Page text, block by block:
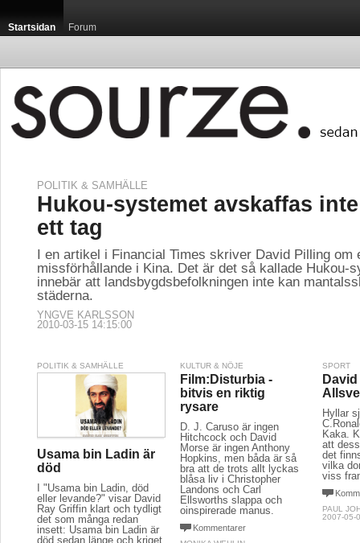
Startsidan Forum
POLITIK & SAMHÄLLE
Hukou-systemet avskaffas
ett tag
I en artikel i Financial Times skriver David Pilling om
missförhållande i Kina. Det är det så kallade Hukou-
innebär att landsbygdsbefolkningen inte kan
städerna.
YNGVE KARLSSON
2010-03-15 14:15:00
POLITIK & SAMHÄLLE
Usama bin Ladin är
död
I "Usama bin Ladin, död
eller levande?" visar David
Ray Griffin klart och tydligt
det som många redan
insett: Usama bin Ladin är
död sedan länge och kriget
KULTUR & NÖJE
Film:Disturbia -
bitvis en riktig
rysare
D. J. Caruso är ingen
Hitchcock och David
Morse är ingen Anthony
Hopkins, men båda är så
bra att de trots allt lyckas
blåsa liv i Christopher
Landons och Carl
Ellsworths slappa och
oinspirerade manus.
Kommentarer
SPORT
Hyllar
Kaka.
att
det
vilka
viss
PAUL
2007-05-